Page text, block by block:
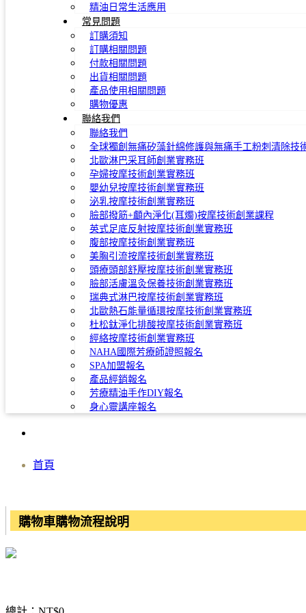
精油日常生活應用
常見問題
訂購須知
訂購相關問題
付款相關問題
出貨相關問題
產品使用相關問題
購物優惠
聯絡我們
聯絡我們
全球獨創無痛矽藻針綿修護與無痛手工粉刺清除技
北歐淋巴采耳師創業實務班
孕婦按摩技術創業實務班
嬰幼兒按摩技術創業實務班
泌乳按摩技術創業實務班
臉部撥筋+顱內淨化(耳燭)按摩技術創業課程
英式足底反射按摩技術創業實務班
腹部按摩技術創業實務班
美胸引流按摩技術創業實務班
頭療頭部舒壓按摩技術創業實務班
臉部活膚溫灸保養技術創業實務班
瑞典式淋巴按摩技術創業實務班
北歐熱石能量循環按摩技術創業實務班
杜松鈦淨化排酸按摩技術創業實務班
經絡按摩技術創業實務班
NAHA國際芳療師證照報名
SPA加盟報名
產品經銷報名
芳療精油手作DIY報名
身心靈講座報名
首頁
購物車購物流程說明